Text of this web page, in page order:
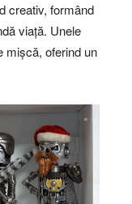
creativ, formând
viață. Unele
mișcă, oferind un